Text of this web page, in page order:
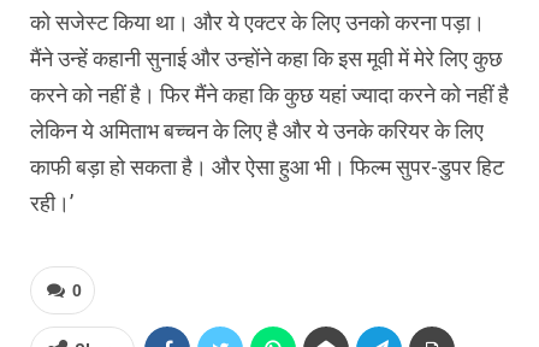
को सजेस्ट किया था। और ये एक्टर के लिए उनको करना पड़ा।
मैंने उन्हें कहानी सुनाई और उन्होंने कहा कि इस मूवी में मेरे लिए कुछ
करने को नहीं है। फिर मैंने कहा कि कुछ यहां ज्यादा करने को नहीं है
लेकिन ये अमिताभ बच्चन के लिए है और ये उनके करियर के लिए
काफी बड़ा हो सकता है। और ऐसा हुआ भी। फिल्म सुपर-डुपर हिट
रही।’
0